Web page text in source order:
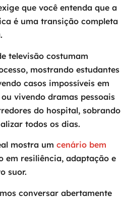
que você entenda que a
é uma transição completa
televisão costumam
mostrando estudantes
casos impossíveis em
vivendo dramas pessoais
do hospital, sobrando
todos os dias.
mostra um cenário bem
em resiliência, adaptação e
suor.
conversar abertamente